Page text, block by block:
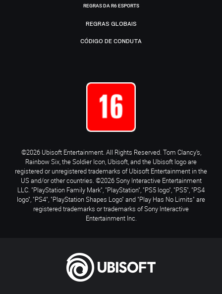
REGRAS DA R6 ESPORTS
REGRAS GLOBAIS
CÓDIGO DE CONDUTA
©2026 Ubisoft Entertainment. All Rights Reserved. Tom Clancy’s,
Rainbow Six, the Soldier Icon, Ubisoft, and the Ubisoft logo are
registered or unregistered trademarks of Ubisoft Entertainment in the
US and/or other countries. ©2026 Sony Interactive Entertainment
LLC. "PlayStation Family Mark", "PlayStation", "PS5 logo", "PS5", "PS4
logo", "PS4", "PlayStation Shapes Logo" and "Play Has No Limits" are
registered trademarks or trademarks of Sony Interactive
Entertainment Inc.